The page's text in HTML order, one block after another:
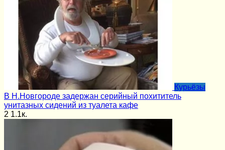
Курьёзы
В Н.Новгороде задержан серийный похититель
унитазных сидений из туалета кафе
2 1.1к.